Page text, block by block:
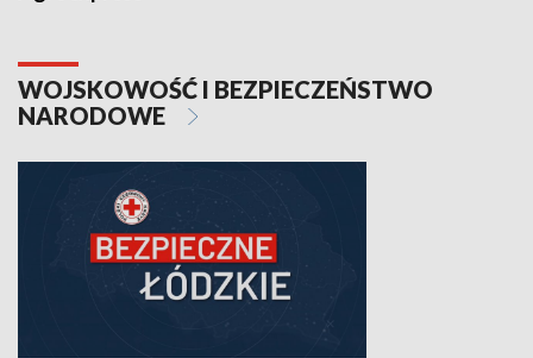
WOJSKOWOŚĆ I BEZPIECZEŃSTWO
NARODOWE